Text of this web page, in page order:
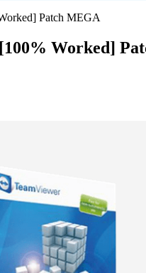
Patch MEGA
Worked]